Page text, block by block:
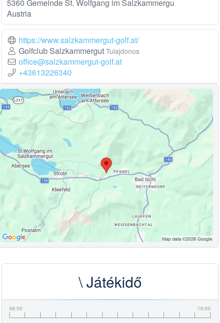
5360 Gemeinde St. Wolfgang im Salzkammergu
Austria
https://www.salzkammergut-golf.at/
Golfclub Salzkammergut Tulajdonos
office@salzkammergut-golf.at
+43613226340
\ Játékidő
06:00 19:00